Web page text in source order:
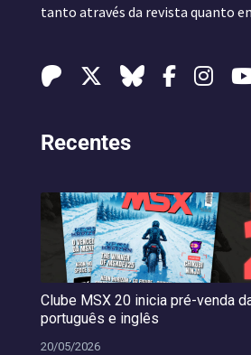
tanto através da revista quanto
Recentes
Clube MSX 20 inicia pré-venda
português e inglês
20/05/2026